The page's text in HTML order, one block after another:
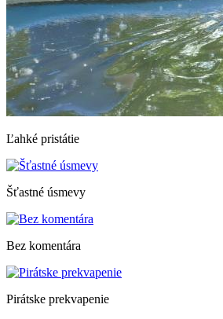
Ľahké pristátie
Šťastné úsmevy
Bez komentára
Pirátske prekvapenie